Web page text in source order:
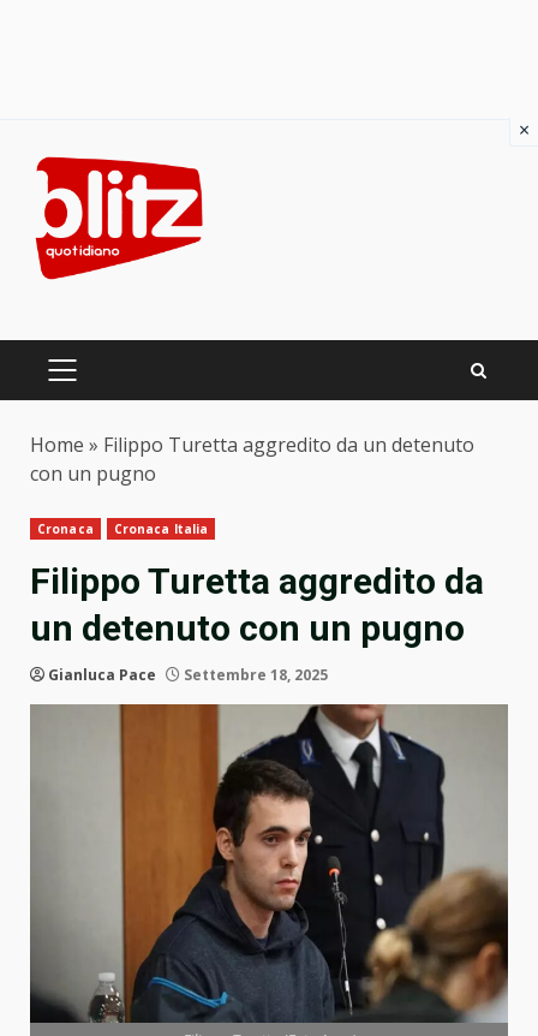
content
PRIMARY
Home » Filippo Turetta aggredito da un detenuto
con un pugno
Cronaca Cronaca Italia
Filippo Turetta aggredito da
un detenuto con un pugno
Gianluca Pace Settembre 18, 2025
×